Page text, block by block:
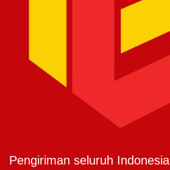
Pengiriman seluruh Indonesia